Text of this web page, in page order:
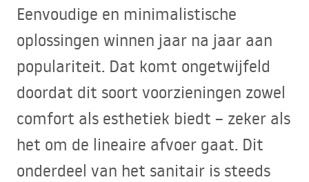
Eenvoudige en minimalistische
oplossingen winnen jaar na jaar aan
populariteit. Dat komt ongetwijfeld
doordat dit soort voorzieningen zowel
comfort als esthetiek biedt – zeker als
het om de lineaire afvoer gaat. Dit
onderdeel van het sanitair is steeds